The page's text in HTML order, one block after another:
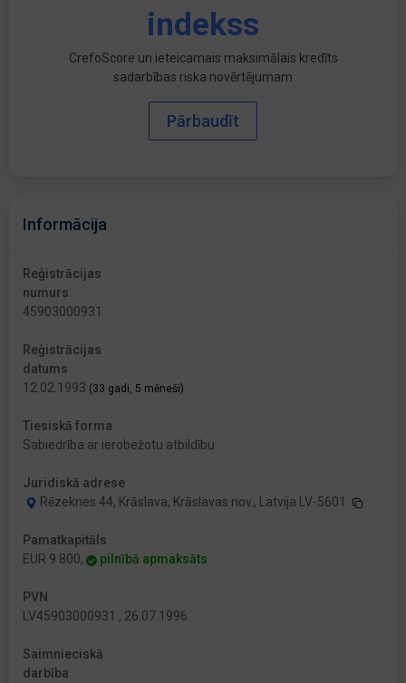
indekss
CrefoScore un ieteicamais maksimālais kredīts
sadarbības riska novērtējumam
Pārbaudīt
Informācija
Reģistrācijas
numurs
45903000931
Reģistrācijas
datums
12.02.1993 (33 gadi, 5 mēneši)
Tiesiskā forma
Sabiedrība ar ierobežotu atbildību
Juridiskā adrese
Rēzeknes 44, Krāslava, Krāslavas nov., Latvija LV-5601
Pamatkapitāls
EUR 9 800,
pilnībā apmaksāts
PVN
LV45903000931 , 26.07.1996
Saimnieciskā
darbība